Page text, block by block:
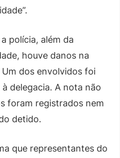
polícia, além da
houve danos na
dos envolvidos foi
delegacia. A nota não
foram registrados nem
detido.
que representantes do